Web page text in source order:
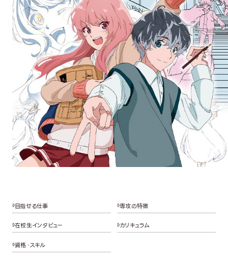
目指せる仕事 専攻の特徴
在校生インタビュー カリキュラム
資格・スキル